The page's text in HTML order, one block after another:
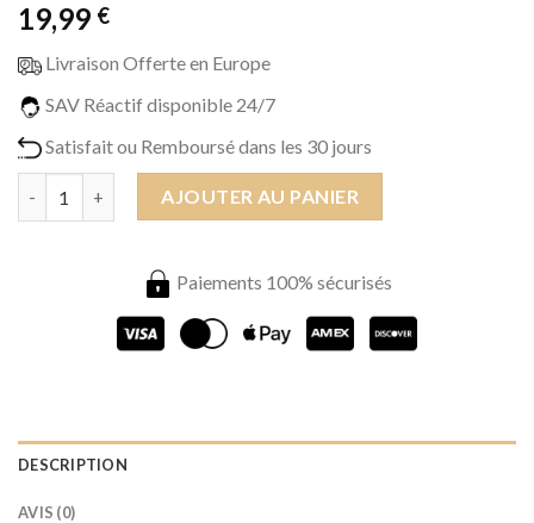
19,99 €
Livraison Offerte en Europe
SAV Réactif disponible 24/7
Satisfait ou Remboursé dans les 30 jours
quantité de Collier d'amitié Ailes
AJOUTER AU PANIER
Paiements 100% sécurisés
DESCRIPTION
AVIS (0)